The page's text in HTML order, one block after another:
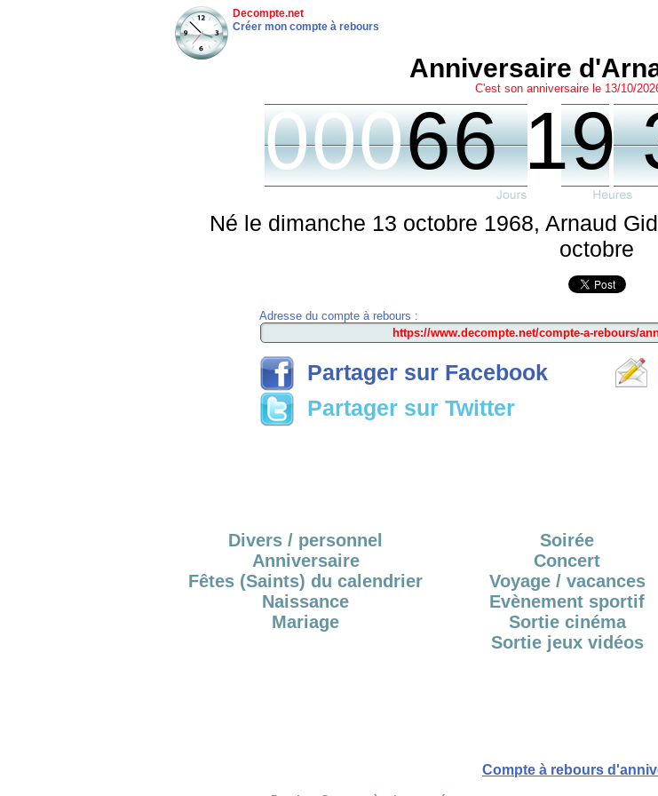
Decompte.net
Créer mon compte à rebours
Anniversaire
C'est son anniversaire le 13/10/
00066 19
Né le dimanche 13 octobre 1968, Arnaud
octobre
Adresse du compte à rebours :
Partager sur Facebook
Partager sur Twitter
Divers / personnel
Anniversaire
Fêtes (Saints) du calendrier
Naissance
Mariage
Soirée
Concert
Voyage / vacances
Evènement sportif
Sortie cinéma
Sortie jeux vidéos
Compte à rebours